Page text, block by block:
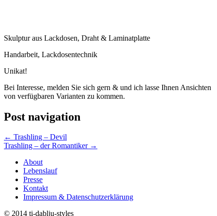
Skulptur aus Lackdosen, Draht & Laminatplatte
Handarbeit, Lackdosentechnik
Unikat!
Bei Interesse, melden Sie sich gern & und ich lasse Ihnen Ansichten
von verfügbaren Varianten zu kommen.
Post navigation
← Trashling – Devil
Trashling – der Romantiker →
About
Lebenslauf
Presse
Kontakt
Impressum & Datenschutzerklärung
© 2014 ti-dablju-styles